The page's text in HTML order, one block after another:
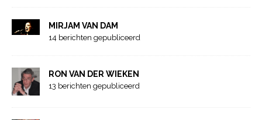
MIRJAM VAN DAM
14 berichten gepubliceerd
RON VAN DER WIEKEN
13 berichten gepubliceerd